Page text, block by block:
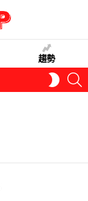
趨勢
SKIN